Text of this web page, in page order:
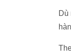
Dù